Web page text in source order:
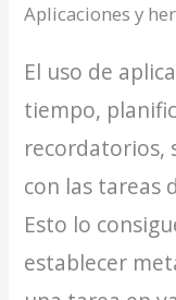
Aplicaciones y
El uso de
tiempo,
recordatorios,
con las tareas
Esto lo
establecer